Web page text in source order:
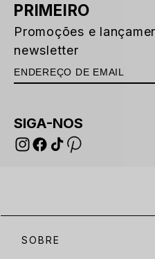
PRIMEIRO
Promoções e
newsletter
SIGA-NOS
SOBRE